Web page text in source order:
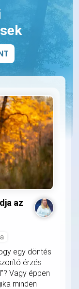
az
egy döntés
érzés
Vagy éppen
minden